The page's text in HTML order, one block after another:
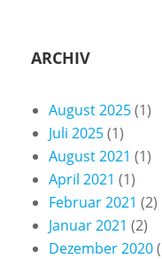
ARCHIV
August 2025(1)
Juli 2025(1)
August 2021 (1)
April 2021 (1)
Februar 2021 (2)
Januar 2021 (2)
Dezember 2020